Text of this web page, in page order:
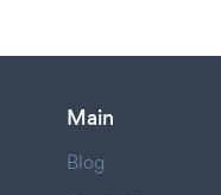
Main
Blog